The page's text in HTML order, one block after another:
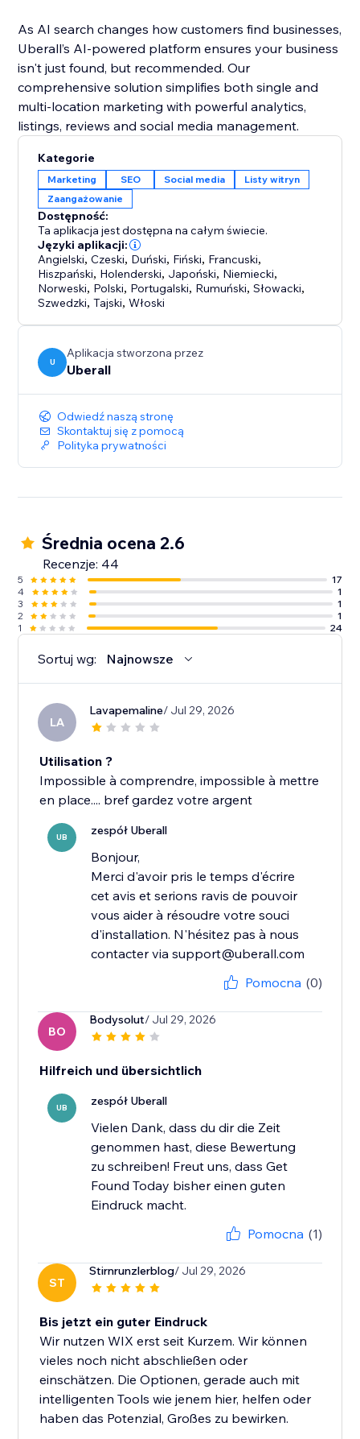
As AI search changes how customers find businesses,
Uberall’s AI-powered platform ensures your business
isn't just found, but recommended. Our
comprehensive solution simplifies both single and
multi-location marketing with powerful analytics,
listings, reviews and social media management.
Kategorie
Marketing SEO Social media
Listy witryn
Zaangażowanie
Dostępność:
Ta aplikacja jest dostępna na całym świecie.
Języki aplikacji:
Angielski,Czeski, Duński, Fiński, Francuski,
Hiszpański, Holenderski, Japoński, Niemiecki,
Norweski, Polski, Portugalski, Rumuński,Słowacki,
Szwedzki,Tajski,Włoski
U
Aplikacja stworzona przez
Uberall
Odwiedź naszą stronę
Skontaktuj się z pomocą
Polityka prywatności
Średnia ocena 2.6
Recenzje: 44
5
17
4
1
3
1
2
1
1
24
Sortuj wg: Najnowsze
LA
Lavapemaline/ Jul 29, 2026
Utilisation ?
Impossible à comprendre, impossible à mettre
en place.... bref gardez votre argent
UB zespół Uberall
Bonjour,
Merci d'avoir pris le temps d'écrire
cet avis et serions ravis de pouvoir
vous aider à résoudre votre souci
d'installation. N'hésitez pas à nous
contacter via support@uberall.com
Pomocna (0)
BO
Bodysolut/ Jul 29, 2026
Hilfreich und übersichtlich
UB zespół Uberall
Vielen Dank, dass du dir die Zeit
genommen hast, diese Bewertung
zu schreiben! Freut uns, dass Get
Found Today bisher einen guten
Eindruck macht.
Pomocna (1)
ST
Stirnrunzlerblog/ Jul 29, 2026
Bis jetzt ein guter Eindruck
Wir nutzen WIX erst seit Kurzem. Wir können
vieles noch nicht abschließen oder
einschätzen. Die Optionen, gerade auch mit
intelligenten Tools wie jenem hier, helfen oder
haben das Potenzial, Großes zu bewirken.